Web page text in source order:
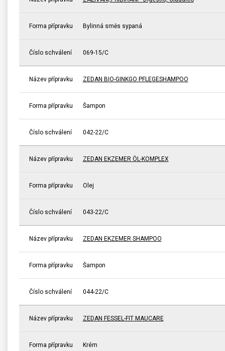
Forma přípravku Bylinná směs sypaná
Číslo schválení 069-15/C
Název přípravku ZEDAN BIO-GINKGO PFLEGESHAMPOO
Forma přípravku Šampon
Číslo schválení 042-22/C
Název přípravku ZEDAN EKZEMER ÖL-KOMPLEX
Forma přípravku Olej
Číslo schválení 043-22/C
Název přípravku ZEDAN EKZEMER SHAMPOO
Forma přípravku Šampon
Číslo schválení 044-22/C
Název přípravku ZEDAN FESSEL-FIT MAUCARE
Forma přípravku Krém